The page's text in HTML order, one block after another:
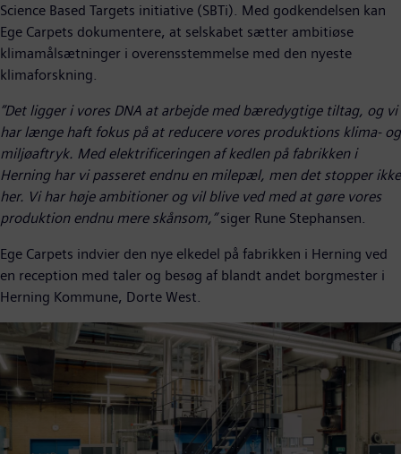
Science Based Targets initiative (SBTi). Med godkendelsen kan
Ege Carpets dokumentere, at selskabet sætter ambitiøse
klimamålsætninger i overensstemmelse med den nyeste
klimaforskning.
”Det ligger i vores DNA at arbejde med bæredygtige tiltag, og vi
har længe haft fokus på at reducere vores produktions klima- og
miljøaftryk. Med elektrificeringen af kedlen på fabrikken i
Herning har vi passeret endnu en milepæl, men det stopper ikke
her. Vi har høje ambitioner og vil blive ved med at gøre vores
produktion endnu mere skånsom,”siger Rune Stephansen.
Ege Carpets indvier den nye elkedel på fabrikken i Herning ved
en reception med taler og besøg af blandt andet borgmester i
Herning Kommune, Dorte West.